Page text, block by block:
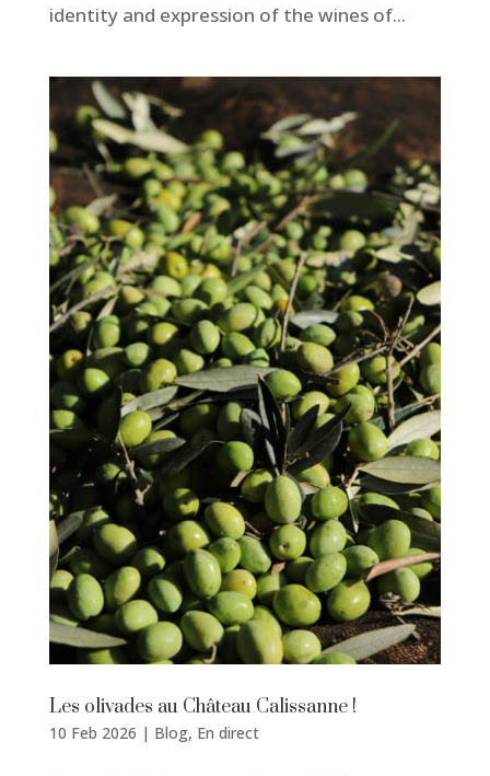
identity and expression of the wines of...
Les olivades au Château Calissanne !
10 Feb 2026 | Blog, En direct